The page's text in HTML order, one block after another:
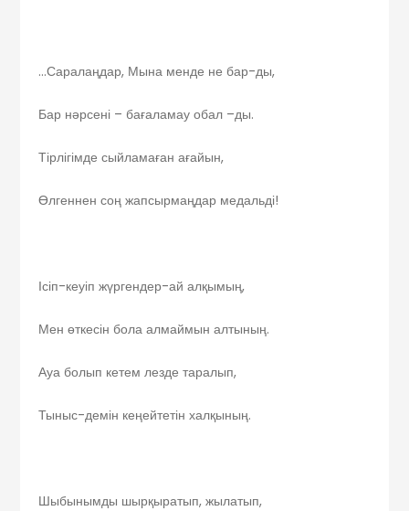
…Саралаңдар, Мына менде не бар-ды,
Бар нәрсені – бағаламау обал –ды.
Тірлігімде сыйламаған ағайын,
Өлгеннен соң жапсырмаңдар медальді!
Ісіп-кеуіп жүргендер-ай алқымың,
Мен өткесін бола алмаймын алтының.
Ауа болып кетем лезде таралып,
Тыныс-демін кеңейтетін халқының.
Шыбынымды шырқыратып, жылатып,